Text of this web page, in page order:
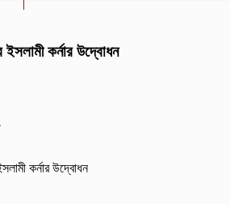
ইসলামী কর্নার উদ্বোধন